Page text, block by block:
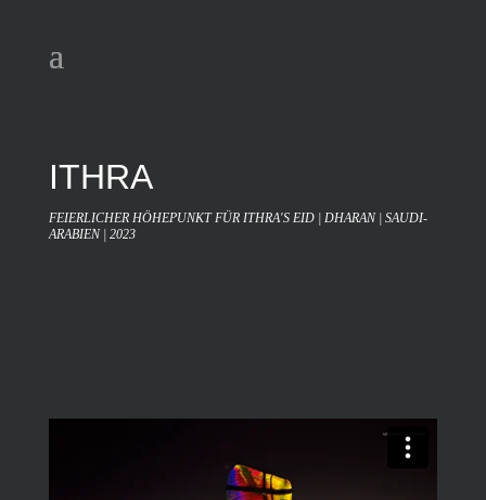
ITHRA
FEIERLICHER HÖHEPUNKT FÜR ITHRA'S EID | DHARAN | SAUDI-
ARABIEN | 2023